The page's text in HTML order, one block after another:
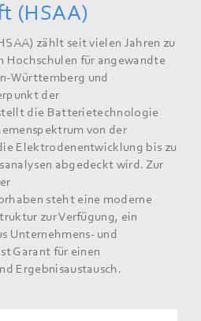
(HSAA)
zählt seit vielen Jahren zu
Hochschulen für angewandte
Württemberg und
der
die Batterietechnologie
von der
Elektrodenentwicklung bis zu
abgedeckt wird. Zur
steht eine moderne
zur Verfügung, ein
Unternehmens- und
Garant für einen
Ergebnisaustausch.